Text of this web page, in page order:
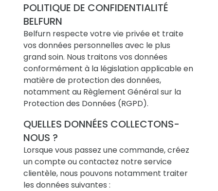
POLITIQUE DE CONFIDENTIALITÉ
BELFURN
Belfurn respecte votre vie privée et traite
vos données personnelles avec le plus
grand soin. Nous traitons vos données
conformément à la législation applicable en
matière de protection des données,
notamment au Règlement Général sur la
Protection des Données (RGPD).
QUELLES DONNÉES COLLECTONS-
NOUS ?
Lorsque vous passez une commande, créez
un compte ou contactez notre service
clientèle, nous pouvons notamment traiter
les données suivantes :